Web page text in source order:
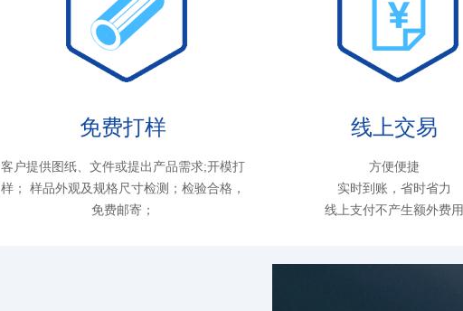
免费打样
客户提供图纸、文件或提出产品需求;开模打
样； 样品外观及规格尺寸检测；检验合格，
免费邮寄；
线上交易
方便便捷
实时到账，省时省力
线上支付不产生额外费用